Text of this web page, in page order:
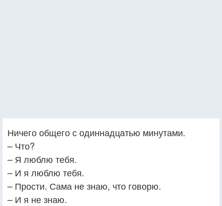
Ничего общего с одиннадцатью минутами.
– Что?
– Я люблю тебя.
– И я люблю тебя.
– Прости. Сама не знаю, что говорю.
– И я не знаю.